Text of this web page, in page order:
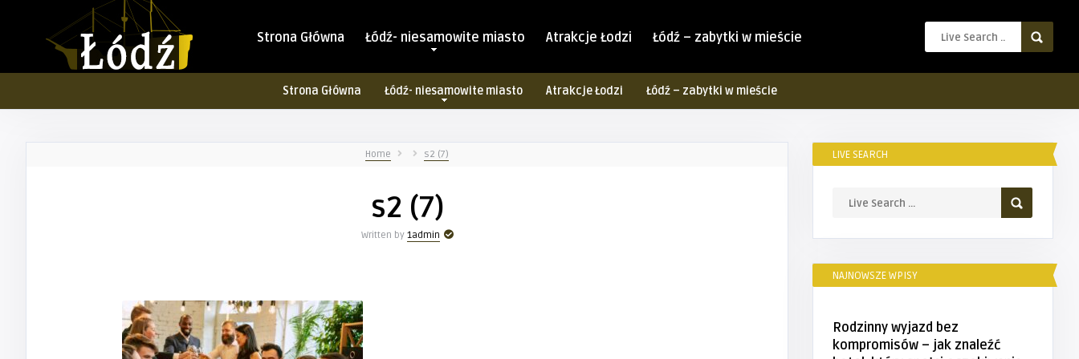
Strona Główna Łódź- niesamowite miasto Atrakcje Łodzi Łódź – zabytki w mieście
Strona Główna Łódź- niesamowite miasto Atrakcje Łodzi Łódź – zabytki w mieście
Home s2 (7)
s2 (7)
Written by 1admin
LIVE SEARCH
NAJNOWSZE WPISY
Rodzinny wyjazd bez
kompromisów – jak znaleźć